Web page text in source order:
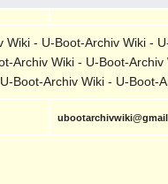
Wiki - U-Boot-Archiv Wiki -
Archiv Wiki - U-Boot-
Boot-Archiv Wiki - U-Boot-